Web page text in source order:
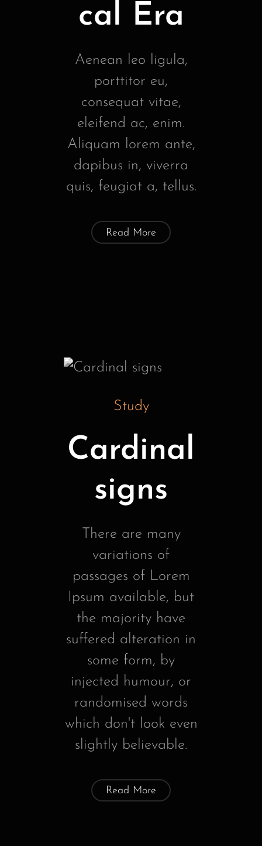
cal Era
Aenean leo ligula,
porttitor eu,
consequat vitae,
eleifend ac, enim.
Aliquam lorem ante,
dapibus in, viverra
quis, feugiat a, tellus.
Read More
Study
Cardinal
signs
There are many
variations of
passages of Lorem
Ipsum available, but
the majority have
suffered alteration in
some form, by
injected humour, or
randomised words
which don't look even
slightly believable.
Read More